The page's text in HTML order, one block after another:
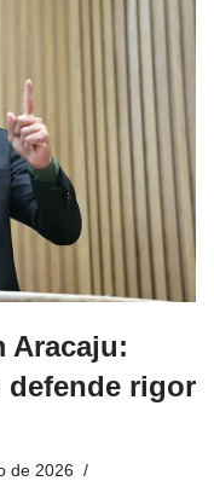
Aracaju:
defende rigor
de 2026